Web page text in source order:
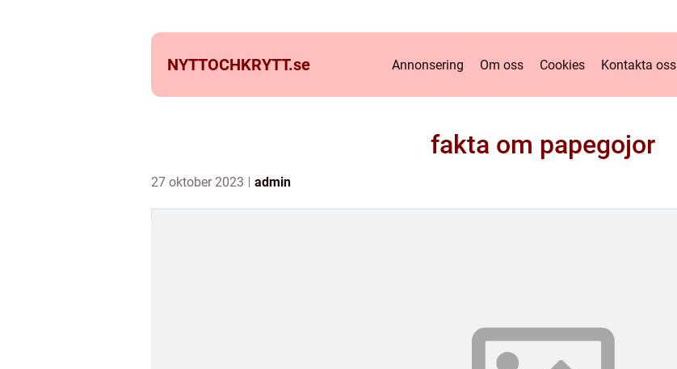
NYTTOCHKRYTT.se Annonsering Om oss Cookies Kontakta oss
fakta om papegojor
27 oktober 2023 admin